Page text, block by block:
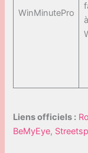
WinMinutePro
à
Liens officiels :
BeMyEye,